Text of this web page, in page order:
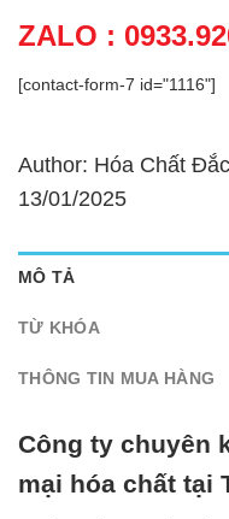
ZALO :
[contact-form-7 id="1116"]
Author: Hóa Chất
13/01/2025
MÔ TẢ
TỪ KHÓA
THÔNG TIN MUA HÀNG
Công ty chuyên
mại hóa chất tại